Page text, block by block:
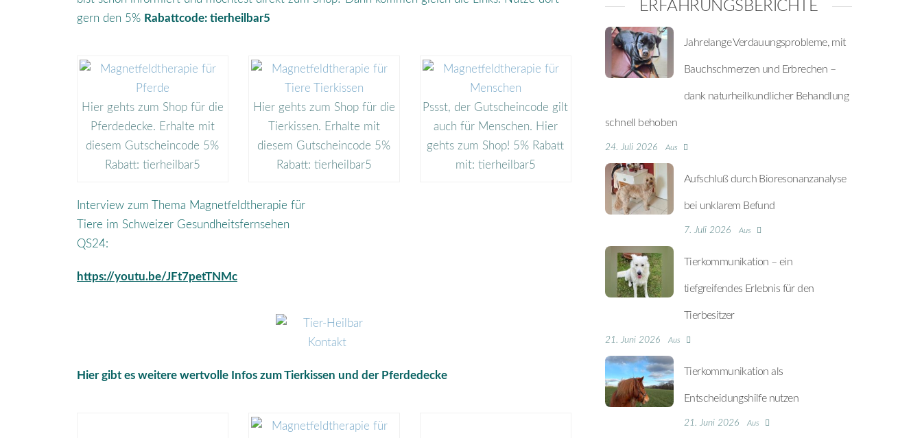
gern den 5% Rabattcode: tierheilbar5
Hier gehts zum Shop für die
Pferdedecke. Erhalte mit
diesem Gutscheincode 5%
Rabatt: tierheilbar5
Hier gehts zum Shop für die
Tierkissen. Erhalte mit
diesem Gutscheincode 5%
Rabatt: tierheilbar5
Pssst, der Gutscheincode gilt
auch für Menschen. Hier
gehts zum Shop! 5% Rabatt
mit: tierheilbar5
Interview zum Thema Magnetfeldtherapie für
Tiere im Schweizer Gesundheitsfernsehen
QS24:
https://youtu.be/JFt7petTNMc
Hier gibt es weitere wertvolle Infos zum Tierkissen und der Pferdedecke
ERFAHRUNGSBERICHTE
Jahrelange Verdauungsprobleme, mit
Bauchschmerzen und Erbrechen –
dank naturheilkundlicher Behandlung
schnell behoben
24. Juli 2026 Aus
Aufschluß durch Bioresonanzanalyse
bei unklarem Befund
7. Juli 2026 Aus
Tierkommunikation – ein
tiefgreifendes Erlebnis für den
Tierbesitzer
21. Juni 2026 Aus
Tierkommunikation als
Entscheidungshilfe nutzen
21. Juni 2026 Aus